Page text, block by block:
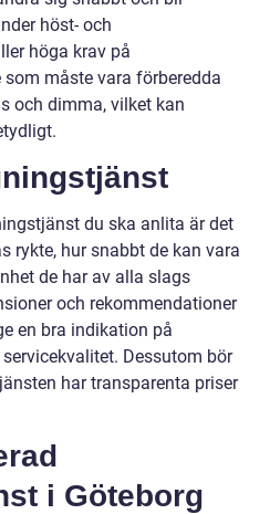
höst- och
höga krav på
måste vara förberedda
och dimma, vilket kan
du ska anlita är det
rykte, hur snabbt de kan vara
de har av alla slags
och rekommendationer
en bra indikation på
Dessutom bör
har transparenta priser
i Göteborg